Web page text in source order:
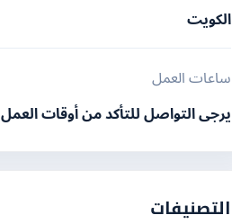
الكويت
ساعات العمل
يرجى التواصل للتأكد من أوقات العمل
التصنيفات